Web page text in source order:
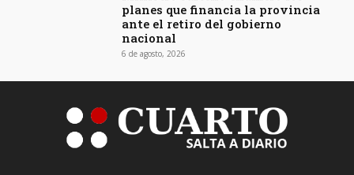
planes que financia la provincia
ante el retiro del gobierno
nacional
6 de agosto, 2026